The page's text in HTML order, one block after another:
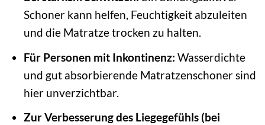
Schoner kann helfen, Feuchtigkeit abzuleiten
und die Matratze trocken zu halten.
Für Personen mit Inkontinenz: Wasserdichte
und gut absorbierende Matratzenschoner sind
hier unverzichtbar.
Zur Verbesserung des Liegegefühls (bei